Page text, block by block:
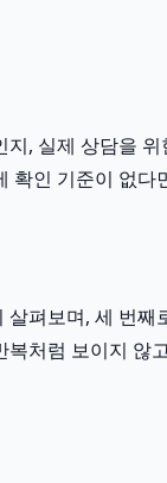
, 실제 상담을
인 기준이 없
펴보며, 세 번
처럼 보이지 않